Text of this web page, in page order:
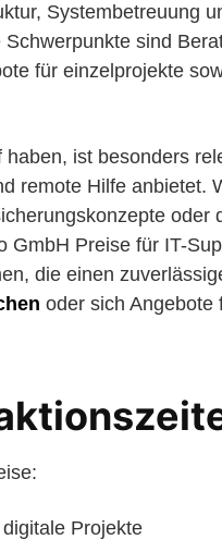
Systembetreuung
sind
für einzelprojekte
ist besonders
remote Hilfe anbietet.
oder
Preise für IT-
die einen
oder sich Angebote
Projekte